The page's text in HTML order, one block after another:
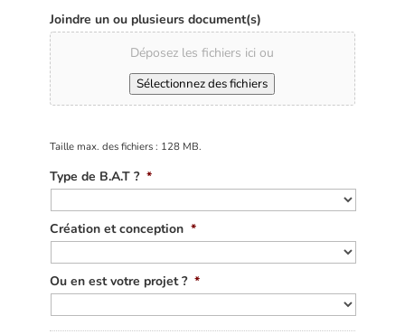
Joindre un ou plusieurs document(s)
Déposez les fichiers ici ou
Sélectionnez des fichiers
Taille max. des fichiers : 128 MB.
Type de B.A.T ? *
Création et conception *
Ou en est votre projet ? *